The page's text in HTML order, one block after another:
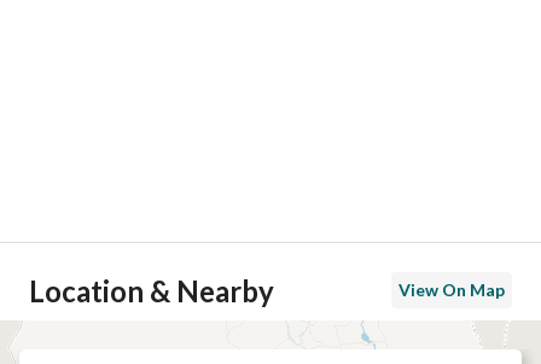
Location & Nearby View On Map